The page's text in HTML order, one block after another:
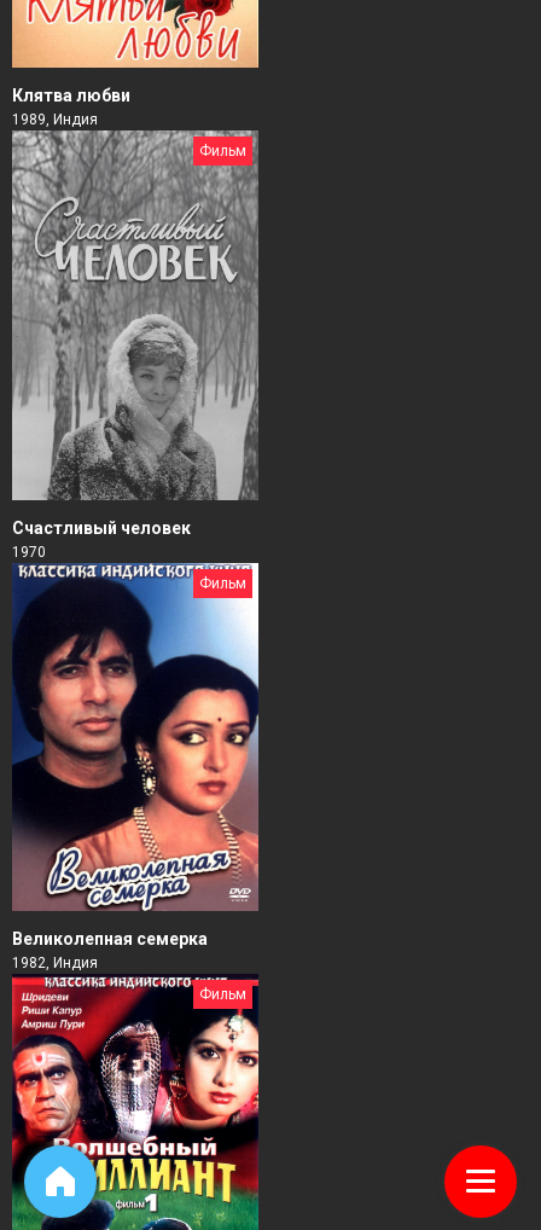
Клятва любви
1989, Индия
Фильм
Счастливый человек
1970
Фильм
Великолепная семерка
1982, Индия
Фильм